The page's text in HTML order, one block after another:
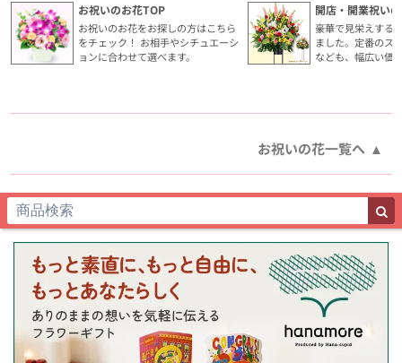
お祝いのお花TOP
お祝いのお花をお探しの方はこちら
をチェック！ お相手やシチュエーシ
ョンに合わせて選べます。
開店・開業祝い
豪華で見栄えする
ました。定番のス
なども、幅広い価
お祝いの花一覧へ